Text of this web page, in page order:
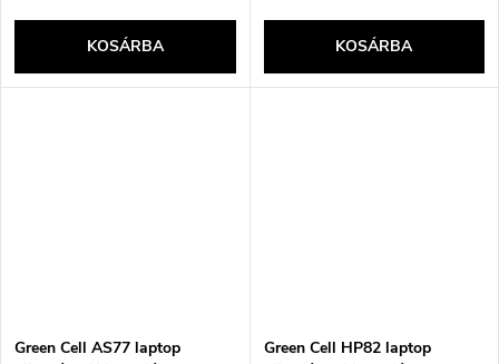
KOSÁRBA KOSÁRBA
Green Cell AS77 laptop
Green Cell HP82 laptop